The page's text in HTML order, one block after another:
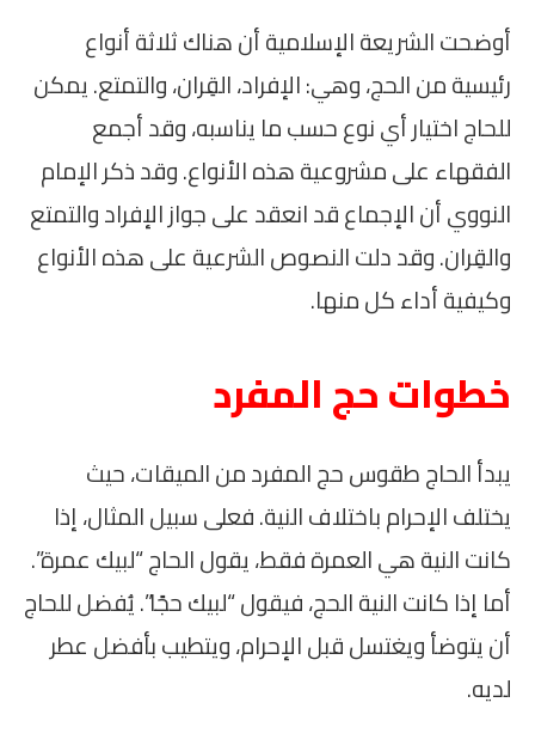
أوضحت الشريعة الإسلامية أن هناك ثلاثة أنواع
رئيسية من الحج، وهي: الإفراد، القِران، والتمتع. يمكن
للحاج اختيار أي نوع حسب ما يناسبه، وقد أجمع
الفقهاء على مشروعية هذه الأنواع. وقد ذكر الإمام
النووي أن الإجماع قد انعقد على جواز الإفراد والتمتع
والقِران. وقد دلت النصوص الشرعية على هذه الأنواع
وكيفية أداء كل منها.
خطوات حج المفرد
يبدأ الحاج طقوس حج المفرد من الميقات، حيث
يختلف الإحرام باختلاف النية. فعلى سبيل المثال، إذا
كانت النية هي العمرة فقط، يقول الحاج “لبيك عمرة”.
أما إذا كانت النية الحج، فيقول “لبيك حجًا”. يُفضل للحاج
أن يتوضأ ويغتسل قبل الإحرام، ويتطيب بأفضل عطر
لديه.